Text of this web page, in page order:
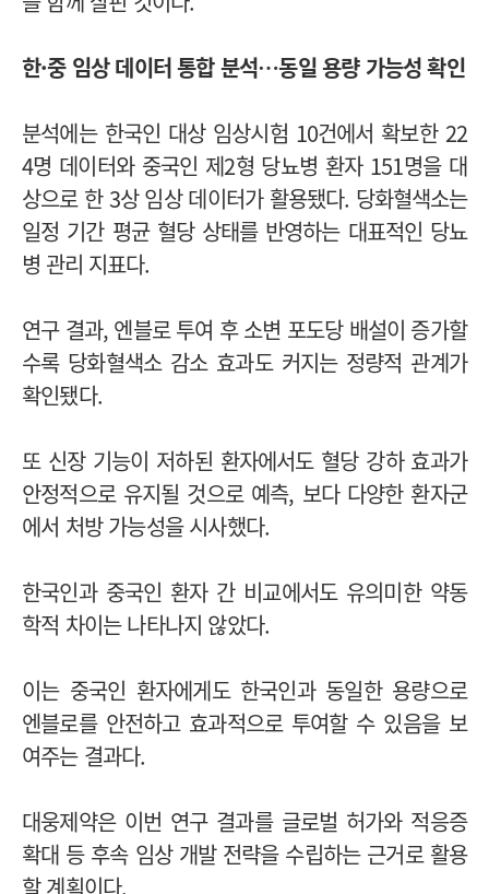
한·중 임상 데이터 통합 분석…동일 용량 가능성 확인
분석에는 한국인 대상 임상시험 10건에서 확보한 22
4명 데이터와 중국인 제2형 당뇨병 환자 151명을 대
상으로 한 3상 임상 데이터가 활용됐다. 당화혈색소는
일정 기간 평균 혈당 상태를 반영하는 대표적인 당뇨
병 관리 지표다.
연구 결과, 엔블로 투여 후 소변 포도당 배설이 증가할
수록 당화혈색소 감소 효과도 커지는 정량적 관계가
확인됐다.
또 신장 기능이 저하된 환자에서도 혈당 강하 효과가
안정적으로 유지될 것으로 예측, 보다 다양한 환자군
에서 처방 가능성을 시사했다.
한국인과 중국인 환자 간 비교에서도 유의미한 약동
학적 차이는 나타나지 않았다.
이는 중국인 환자에게도 한국인과 동일한 용량으로
엔블로를 안전하고 효과적으로 투여할 수 있음을 보
여주는 결과다.
대웅제약은 이번 연구 결과를 글로벌 허가와 적응증
확대 등 후속 임상 개발 전략을 수립하는 근거로 활용
할 계획이다.